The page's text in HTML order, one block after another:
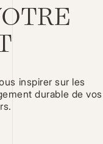
inspirer sur les
durable de vos